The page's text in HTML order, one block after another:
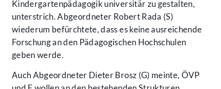
Kindergartenpädagogik universitär zu gestalten,
unterstrich. Abgeordneter Robert Rada (S)
wiederum befürchtete, dass es keine ausreichende
Forschung an den Pädagogischen Hochschulen
geben werde.
Auch Abgeordneter Dieter Brosz (G) meinte, ÖVP